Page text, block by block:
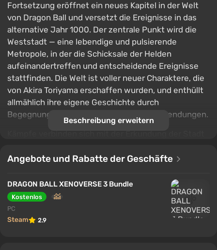
Fortsetzung eröffnet ein neues Kapitel in der Welt
von Dragon Ball und versetzt die Ereignisse in das
alternative Jahr 1000. Der zentrale Punkt wird die
Weststadt — eine lebendige und pulsierende
Metropole, in der die Schicksale der Helden
aufeinandertreffen und entscheidende Ereignisse
stattfinden. Die Welt ist voller neuer Charaktere, die
von Akira Toriyama erschaffen wurden, und enthüllt
allmählich ihre eigene Geschichte durch
Begegnungen, Quests und unerwartete Wendungen.
des persönlichen Weges in einem vertrauten, aber
und jede Konfrontation werden Teil der Geschichte,
in der der Held seinen Platz unter den Legenden
formt.
Beschreibung erweitern
Angebote und Rabatte der Geschäfte
DRAGON BALL XENOVERSE 3 Bundle
Kostenlos
PC
Steam 2.9